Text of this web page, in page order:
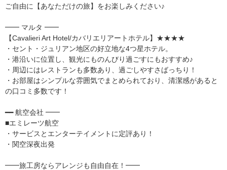
ご自由に【あなただけの旅】をお楽しみください♪
━━ マルタ ━━
【Cavalieri Art Hotel/カバリエリアートホテル】★★★★
・セント・ジュリアン地区の好立地な4つ星ホテル。
・港沿いに位置し、観光にものんびり過ごすにもおすすめ♪
・周辺にはレストランも多数あり、過ごしやすさばっちり！
・お部屋はシンプルな雰囲気でまとめられており、清潔感があると
の口コミ多数です！
━━ 航空会社 ━━
■エミレーツ航空
・サービスとエンターテイメントに定評あり！
・関空深夜出発
━━旅工房ならアレンジも自由自在！━━